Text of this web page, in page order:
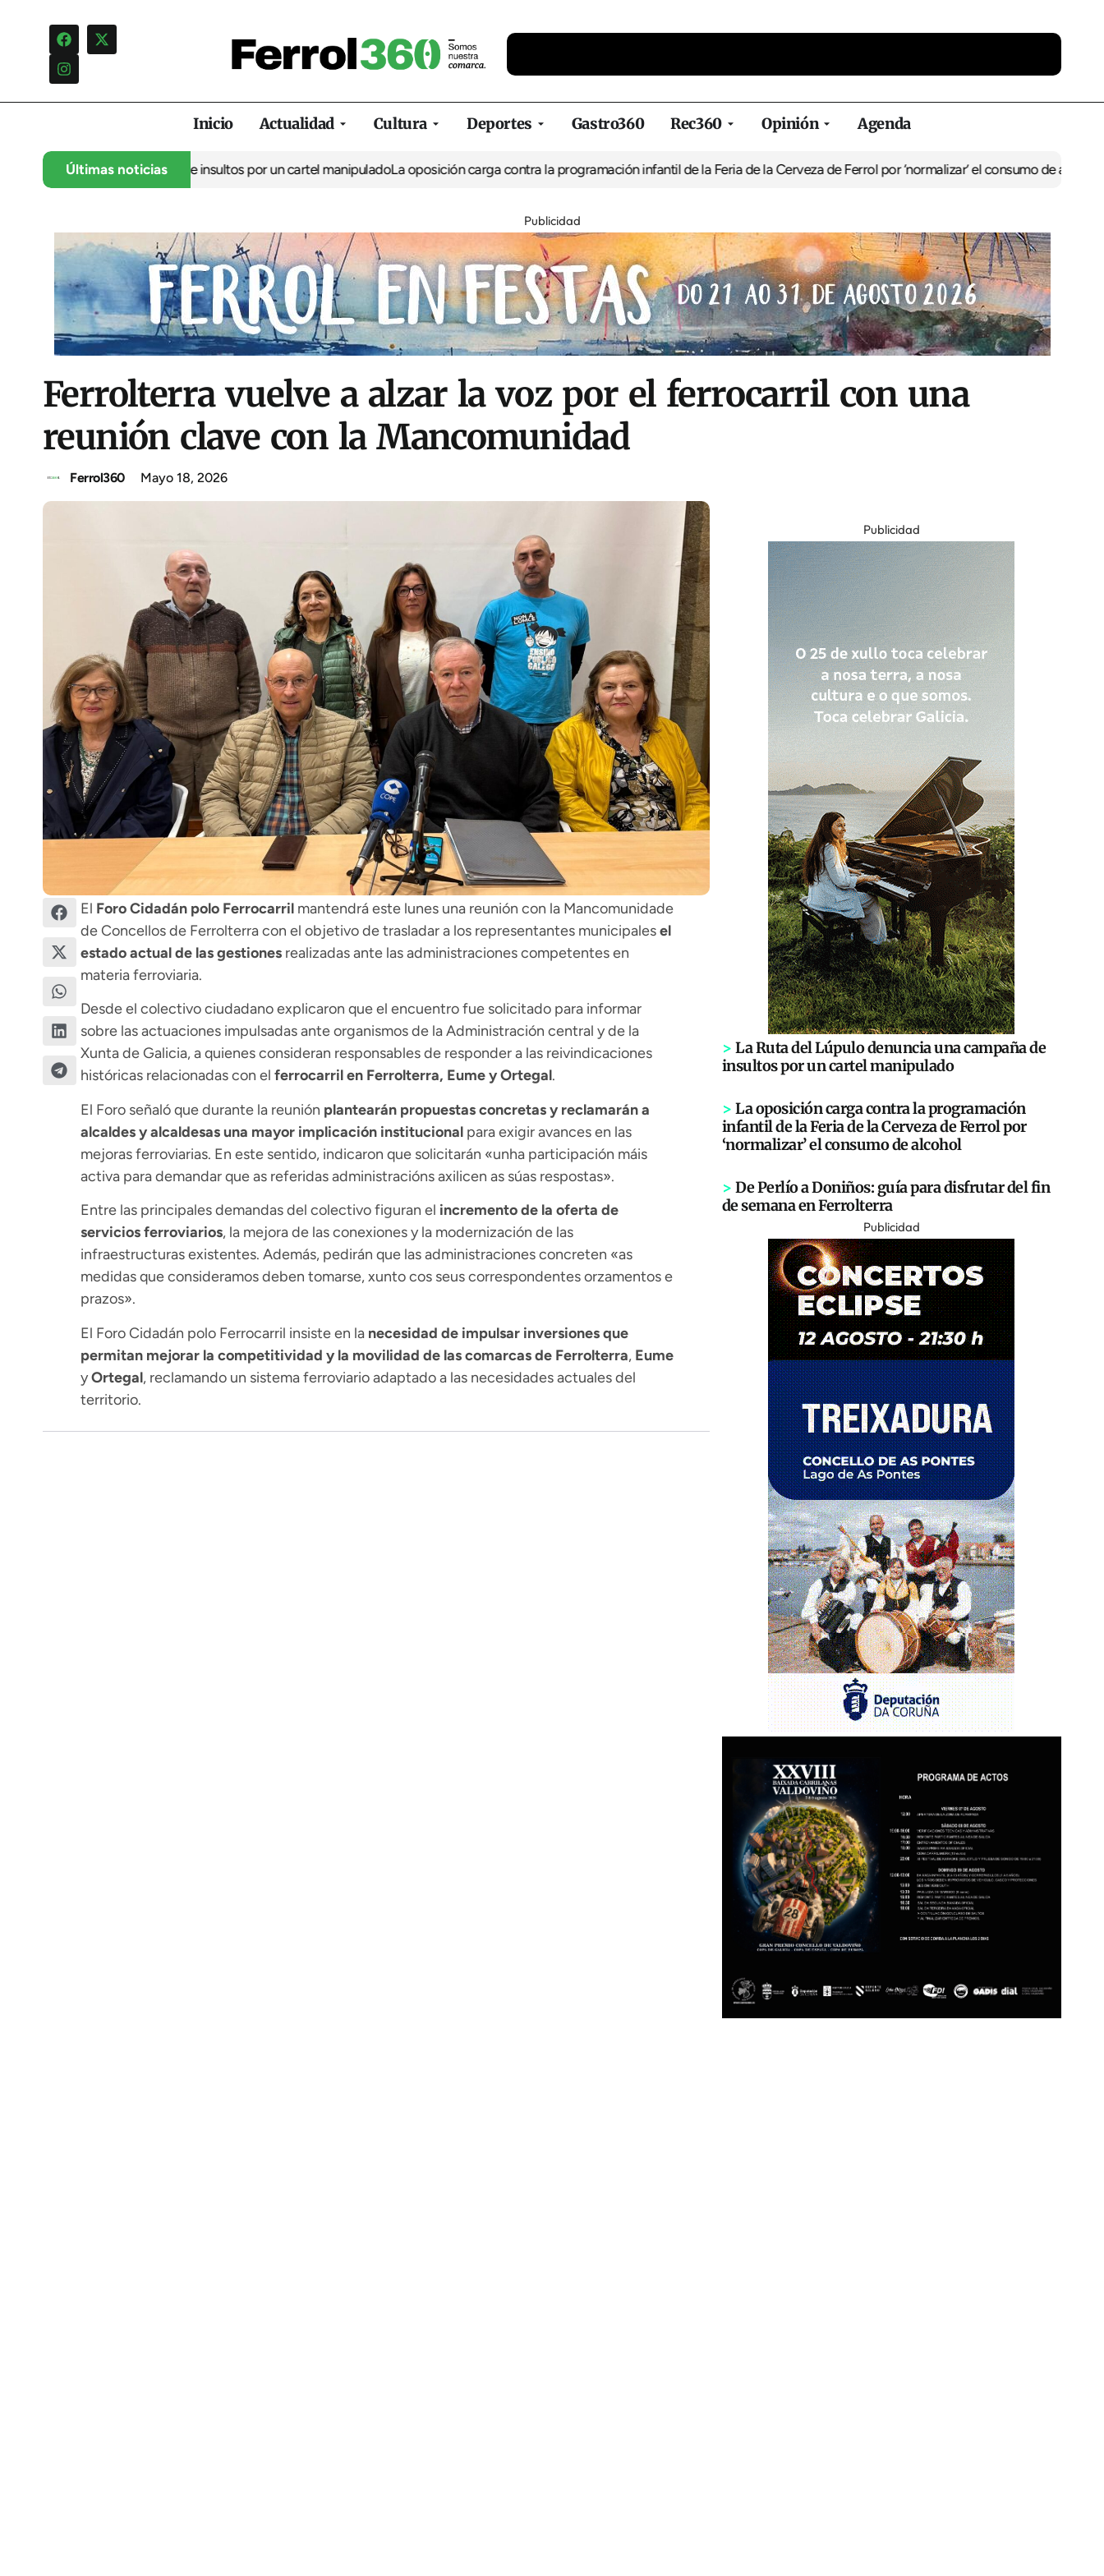
Inicio Actualidad Cultura Deportes Gastro360 Rec360 Opinión Agenda
Últimas noticias
una campaña de insultos por un cartel manipuladoLa oposición carga contra la programación infantil de la Feria de la Cerveza de Ferrol por ‘normalizar’ el consumo de alcoholDe
Publicidad
Ferrolterra vuelve a alzar la voz por el ferrocarril con una
reunión clave con la Mancomunidad
Ferrol360 Mayo 18, 2026
El Foro Cidadán polo Ferrocarrilmantendrá este lunes una reunión con la Mancomunidade
de Concellos de Ferrolterracon el objetivo de trasladar a los representantes municipalesel
estado actual de las gestionesrealizadas ante las administraciones competentes en
materia ferroviaria.
Desde el colectivo ciudadano explicaron que el encuentro fue solicitado para informar
sobre las actuaciones impulsadas ante organismos de la Administración central y de la
Xunta de Galicia, a quienes consideran responsables de responder a las reivindicaciones
históricas relacionadas con el ferrocarril en Ferrolterra, Eume y Ortegal.
El Foro señaló que durante la reunión plantearán propuestas concretas y reclamarán a
alcaldes y alcaldesas una mayor implicación institucionalpara exigir avances en las
mejoras ferroviarias. En este sentido, indicaron que solicitarán «unha participación máis
activa para demandar que as referidas administracións axilicen as súas respostas».
Entre las principales demandas del colectivo figuran el incremento de la oferta de
servicios ferroviarios, la mejora de las conexiones y la modernización de las
infraestructuras existentes. Además, pedirán que las administraciones concreten «as
medidas que consideramos deben tomarse, xunto cos seus correspondentes orzamentos e
prazos».
El Foro Cidadán polo Ferrocarril insiste en la necesidad de impulsar inversiones que
permitan mejorar la competitividad y la movilidad de las comarcas de Ferrolterra, Eume
yOrtegal, reclamando un sistema ferroviario adaptado a las necesidades actuales del
territorio.
Publicidad
> La Ruta del Lúpulo denuncia una campaña de
insultos por un cartel manipulado
> La oposición carga contra la programación
infantil de la Feria de la Cerveza de Ferrol por
‘normalizar’ el consumo de alcohol
> De Perlío a Doniños: guía para disfrutar del fin
de semana en Ferrolterra
Publicidad